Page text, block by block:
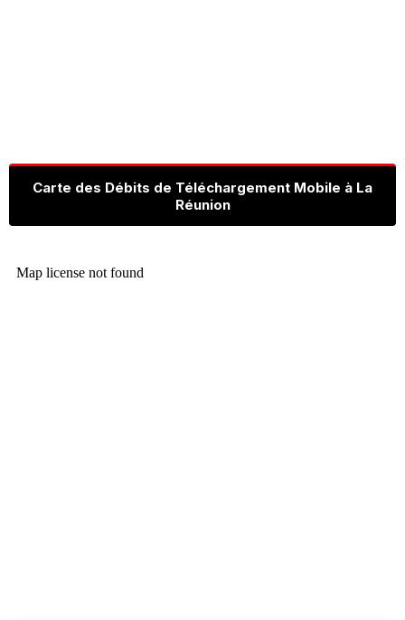
Carte des Débits de Téléchargement Mobile à La
Réunion